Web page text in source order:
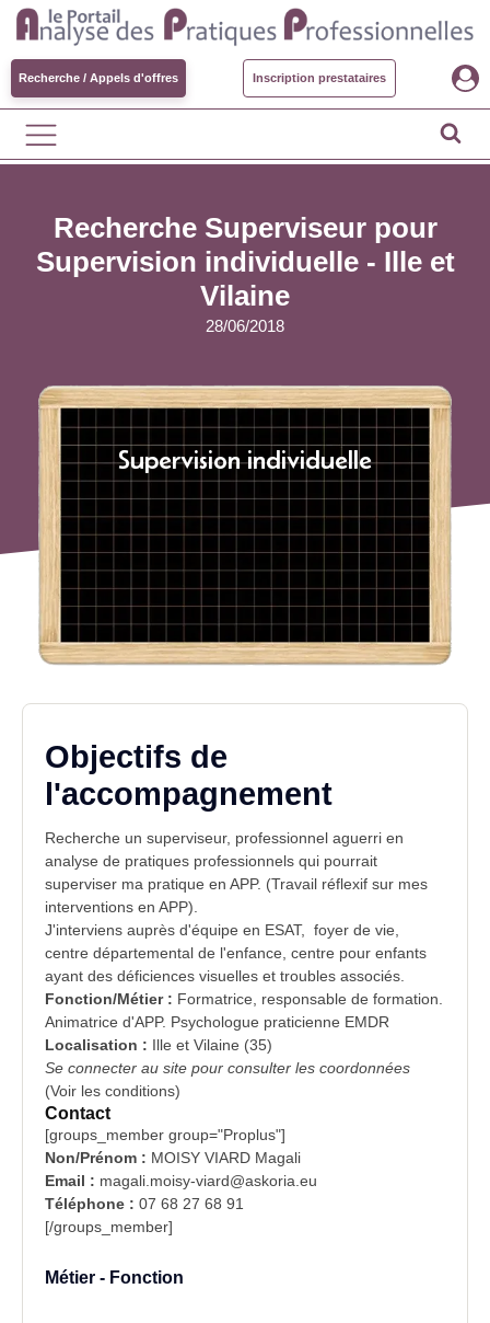
Recherche / Appels d'offres Inscription prestataires
Recherche Superviseur pour
Supervision individuelle - Ille et
Vilaine
28/06/2018
Supervision individuelle
Objectifs de
l'accompagnement
Recherche un superviseur, professionnel aguerri en
analyse de pratiques professionnels qui pourrait
superviser ma pratique en APP. (Travail réflexif sur mes
interventions en APP).
J'interviens auprès d'équipe en ESAT, foyer de vie,
centre départemental de l'enfance, centre pour enfants
ayant des déficiences visuelles et troubles associés.
Fonction/Métier : Formatrice, responsable de formation.
Animatrice d'APP. Psychologue praticienne EMDR
Localisation : Ille et Vilaine (35)
Se connecter au site pour consulter les coordonnées
(Voir les conditions)
Contact
[groups_member group="Proplus"]
Non/Prénom : MOISY VIARD Magali
Email : magali.moisy-viard@askoria.eu
Téléphone : 07 68 27 68 91
[/groups_member]
Métier - Fonction